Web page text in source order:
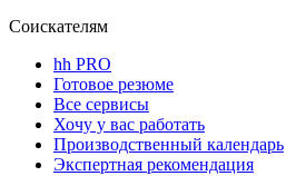
Соискателям
hh PRO
Готовое резюме
Все сервисы
Хочу у вас работать
Производственный календарь
Экспертная рекомендация